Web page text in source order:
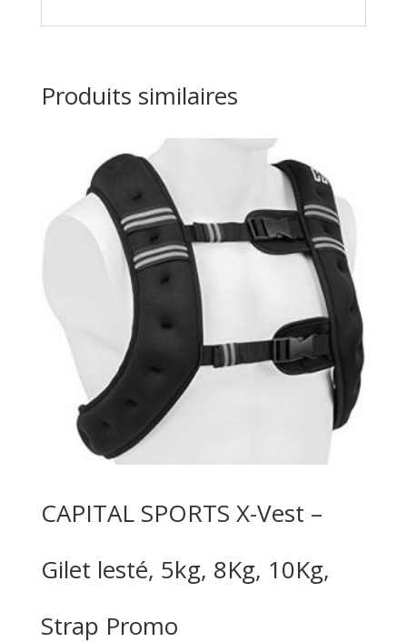
Produits similaires
CAPITAL SPORTS X-Vest –
Gilet lesté, 5kg, 8Kg, 10Kg,
Strap Promo